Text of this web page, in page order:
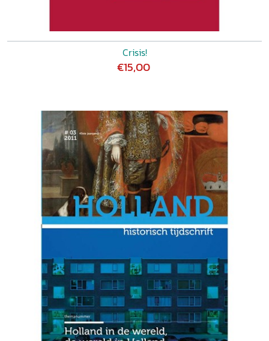
Crisis!
€15,00